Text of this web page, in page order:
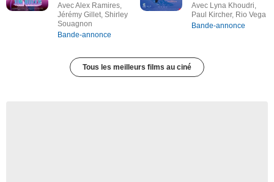
Avec Alex Ramires,
Jérémy Gillet, Shirley
Souagnon
Bande-annonce
Avec Lyna Khoudri,
Paul Kircher, Rio Vega
Bande-annonce
Tous les meilleurs films au ciné